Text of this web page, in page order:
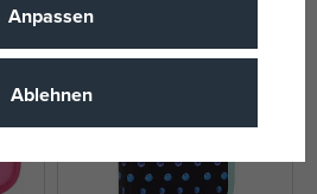
Anpassen
Ablehnen